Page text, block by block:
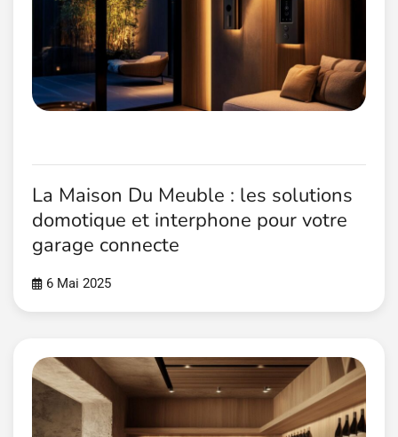
La Maison Du Meuble : les solutions
domotique et interphone pour votre
garage connecte
6 Mai 2025